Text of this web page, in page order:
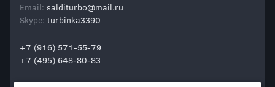
Email: salditurbo@mail.ru
Skype: turbinka3390
+7 (916) 571-55-79
+7 (495) 648-80-83